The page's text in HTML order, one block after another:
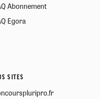
Abonnement
Egora
SITES